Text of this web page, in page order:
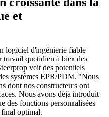
croissante dans la
et
logiciel d'ingénierie fiable
travail quotidien à bien des
voit des potentiels
systèmes EPR/PDM. "Nous
dont nos constructeurs ont
Nous avons déjà introduit
des fonctions personnalisées
final optimal.